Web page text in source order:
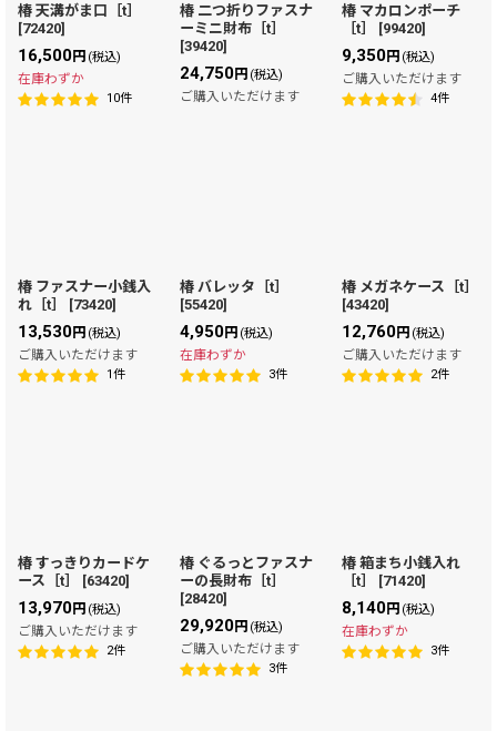
絞り込む
椿 天溝がま口［t］
[72420]
16,500円 (税込)
在庫わずか
10件
椿 二つ折りファスナ
ーミニ財布［t］
[39420]
24,750円 (税込)
ご購入いただけます
椿 マカロンポーチ
［t］
[99420]
9,350円 (税込)
ご購入いただけます
4件
椿 ファスナー小銭入
れ［t］
[73420]
13,530円 (税込)
ご購入いただけます
1件
椿 バレッタ［t］
[55420]
4,950円 (税込)
在庫わずか
3件
椿 メガネケース［t］
[43420]
12,760円 (税込)
ご購入いただけます
2件
椿 すっきりカードケ
ース［t］
[63420]
13,970円 (税込)
ご購入いただけます
2件
椿 ぐるっとファスナ
ーの長財布［t］
[28420]
29,920円 (税込)
ご購入いただけます
3件
椿 箱まち小銭入れ
［t］
[71420]
8,140円 (税込)
在庫わずか
3件